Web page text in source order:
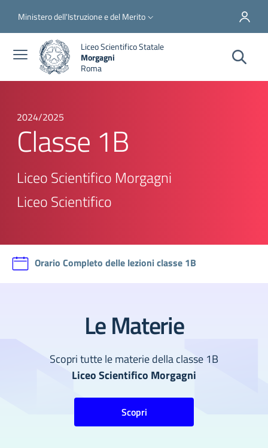
Slim top
Ministero dell'Istruzione e del Merito
Liceo Scientifico Statale
Morgagni
Roma
2024/2025
Classe 1B
Liceo Scientifico Morgagni
Liceo Scientifico
Orario Completo delle lezioni classe 1B
Le Materie
Scopri tutte le materie della classe 1B
Liceo Scientifico Morgagni
Scopri